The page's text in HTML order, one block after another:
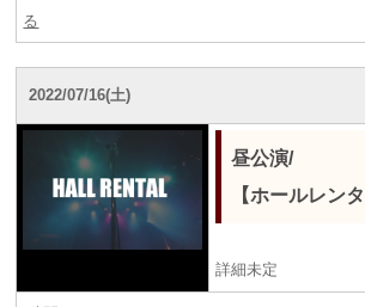
る
2022/07/16(土)
昼公演/
【ホールレンタ
詳細未定